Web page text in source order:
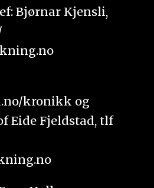
Bjørnar Kjensli,
kronikk og
Eide Fjeldstad, tlf